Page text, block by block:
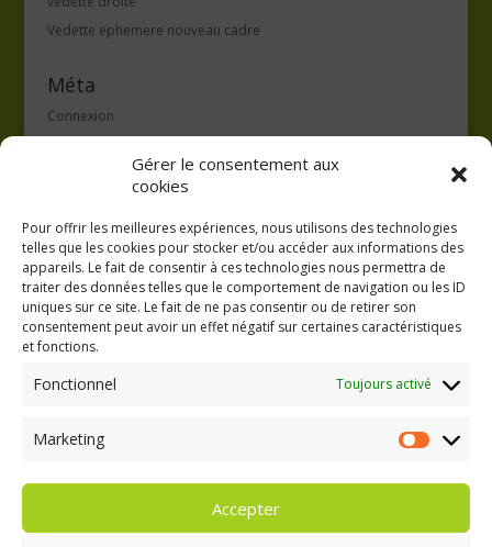
Gérer le consentement aux
cookies
Pour offrir les meilleures expériences, nous utilisons des technologies
telles que les cookies pour stocker et/ou accéder aux informations des
appareils. Le fait de consentir à ces technologies nous permettra de
traiter des données telles que le comportement de navigation ou les ID
uniques sur ce site. Le fait de ne pas consentir ou de retirer son
consentement peut avoir un effet négatif sur certaines caractéristiques
et fonctions.
Fonctionnel Toujours activé
Marketing Marketing
Accepter
Vedette ephemere nouveau cadre
Méta
Connexion
Flux des commentaires
GAEC A la volée
Kergreach - Loperhet
06 65 62 84 25